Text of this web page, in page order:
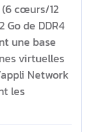
(6 cœurs/12
Go de DDR4
une base
virtuelles
Network
les